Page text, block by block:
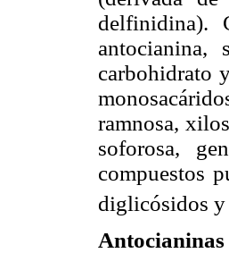
delfinidina).
carbohidrato
ramnosa,
soforosa,
compuestos
diglicósidos